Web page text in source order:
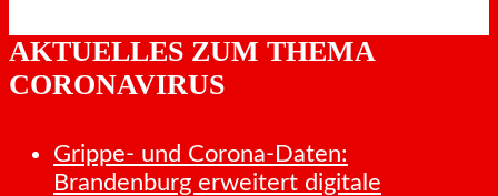
AKTUELLES ZUM THEMA
CORONAVIRUS
Grippe- und Corona-Daten:
Brandenburg erweitert digitale